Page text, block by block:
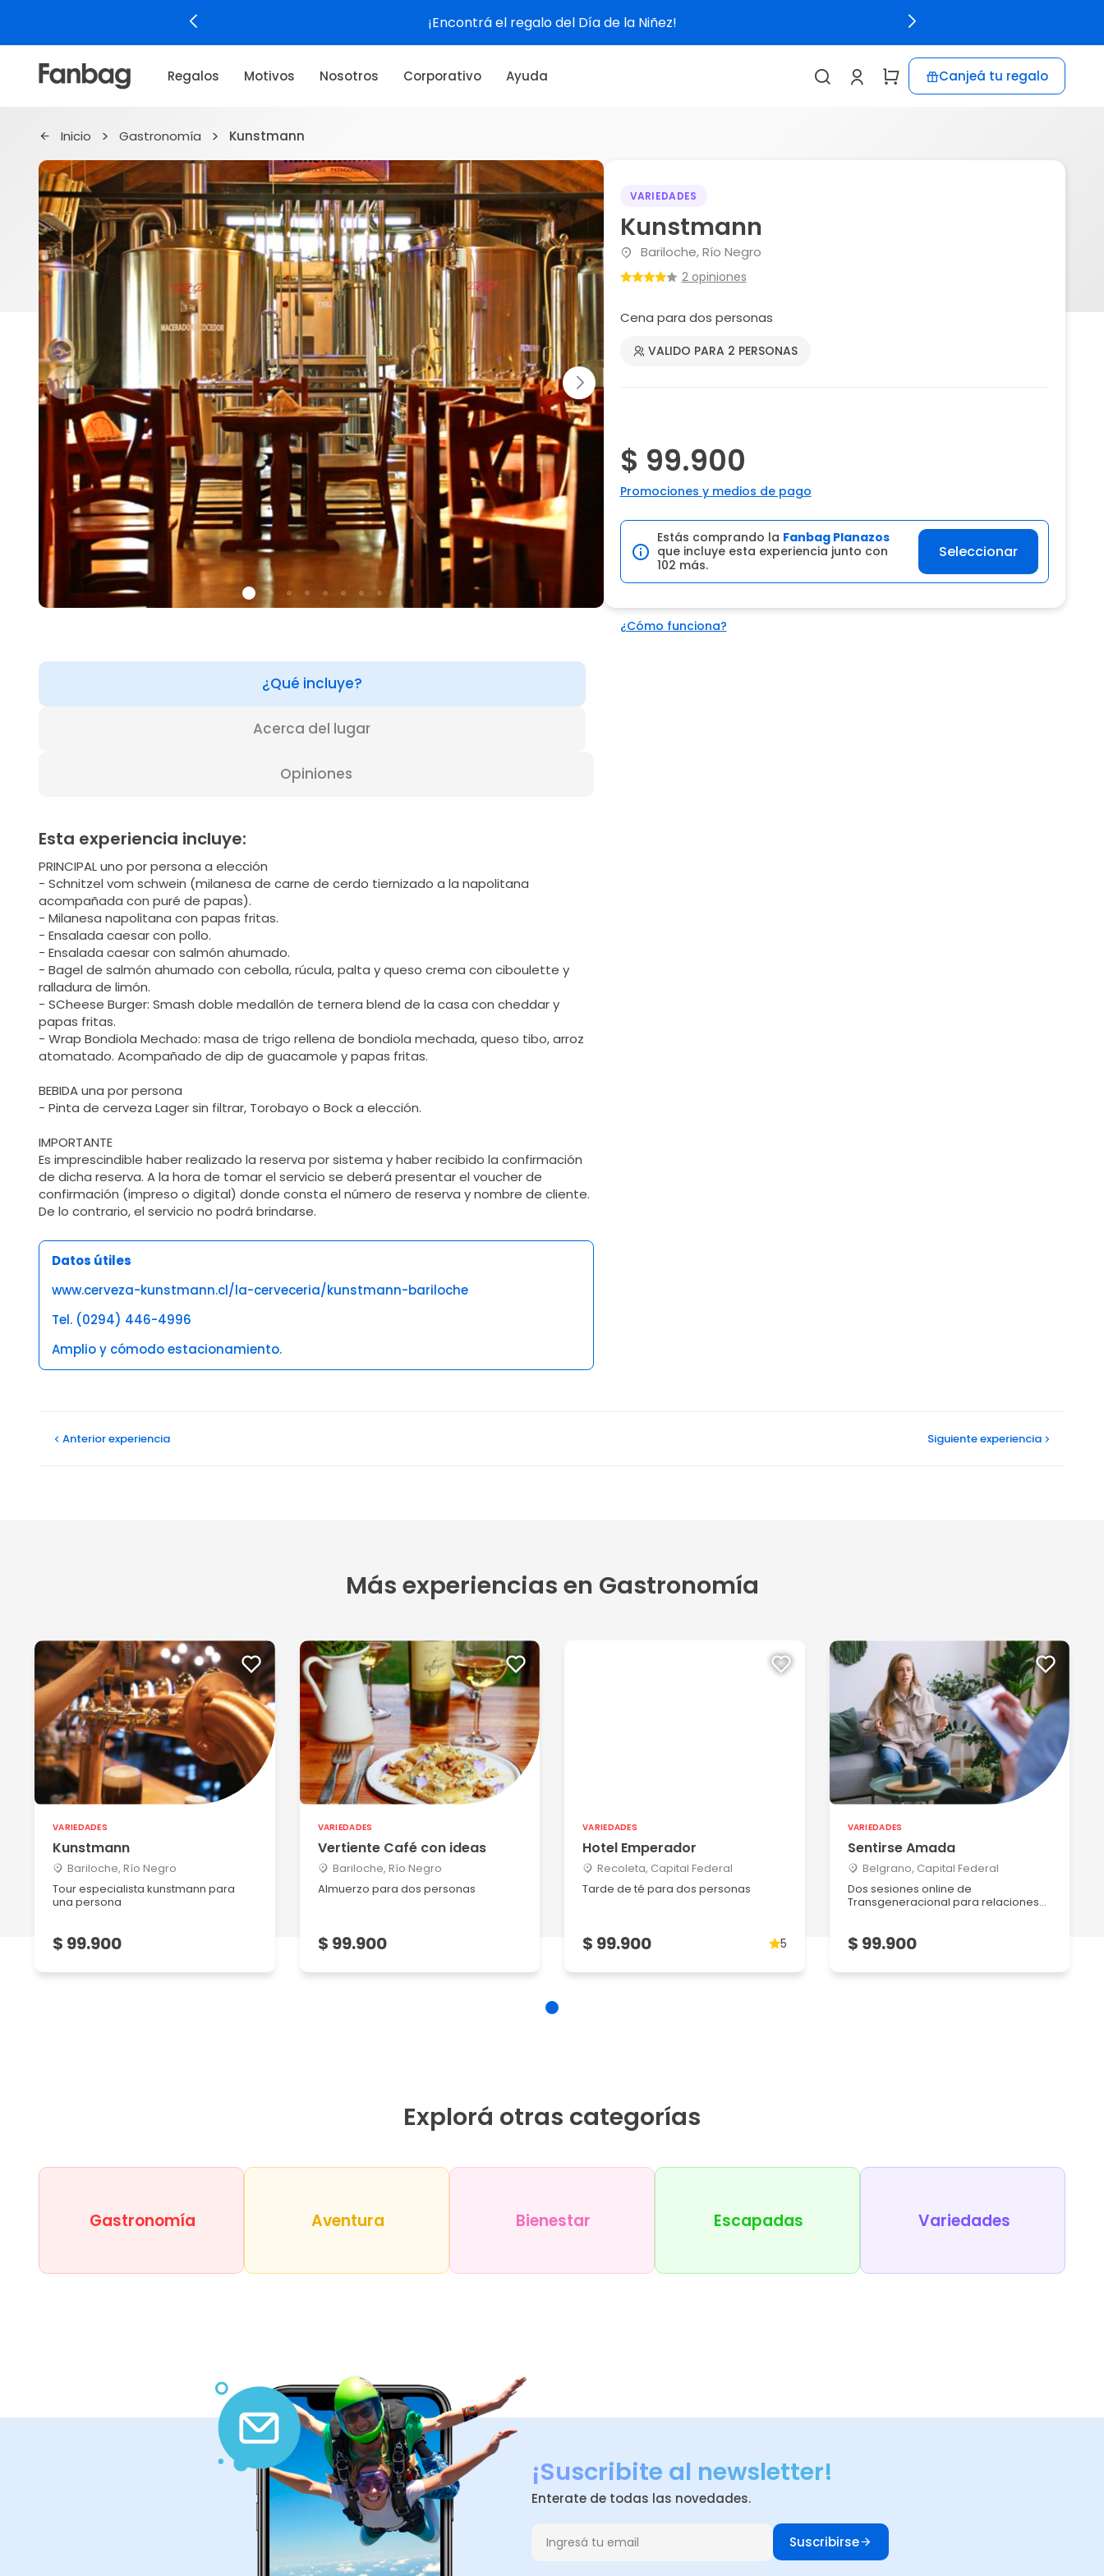
¡Encontrá el regalo del Día de la Niñez!
Regalos Motivos Nosotros Corporativo Ayuda Canjeá tu regalo
Inicio Gastronomía Kunstmann
VARIEDADES
Kunstmann
Bariloche, Río Negro
2 opiniones
Cena para dos personas
VALIDO PARA 2 PERSONAS
$ 99.900
Promociones y medios de pago
Estás comprando la Fanbag Planazos
que incluye esta experiencia junto con
102 más.
Seleccionar
¿Cómo funciona?
¿Qué incluye?
Acerca del lugar
Opiniones
Esta experiencia incluye:
PRINCIPAL uno por persona a elección
- Schnitzel vom schwein (milanesa de carne de cerdo tiernizado a la napolitana
acompañada con puré de papas).
- Milanesa napolitana con papas fritas.
- Ensalada caesar con pollo.
- Ensalada caesar con salmón ahumado.
- Bagel de salmón ahumado con cebolla, rúcula, palta y queso crema con ciboulette y
ralladura de limón.
- SCheese Burger: Smash doble medallón de ternera blend de la casa con cheddar y
papas fritas.
- Wrap Bondiola Mechado: masa de trigo rellena de bondiola mechada, queso tibo, arroz
atomatado. Acompañado de dip de guacamole y papas fritas.
BEBIDA una por persona
- Pinta de cerveza Lager sin filtrar, Torobayo o Bock a elección.
IMPORTANTE
Es imprescindible haber realizado la reserva por sistema y haber recibido la confirmación
de dicha reserva. A la hora de tomar el servicio se deberá presentar el voucher de
confirmación (impreso o digital) donde consta el número de reserva y nombre de cliente.
De lo contrario, el servicio no podrá brindarse.
Datos útiles
www.cerveza-kunstmann.cl/la-cerveceria/kunstmann-bariloche
Tel. (0294) 446-4996
Amplio y cómodo estacionamiento.
Anteriorexperiencia Siguienteexperiencia
Más experiencias en Gastronomía
VARIEDADES
Kunstmann
Bariloche, Río Negro
Tour especialista kunstmann para
una persona
$ 99.900
VARIEDADES
Vertiente Café con ideas
Bariloche, Río Negro
Almuerzo para dos personas
$ 99.900
VARIEDADES
Hotel Emperador
Recoleta, Capital Federal
Tarde de té para dos personas
$ 99.900 5
VARIEDADES
Sentirse Amada
Belgrano, Capital Federal
Dos sesiones online de
Transgeneracional para relaciones...
$ 99.900
Explorá otras categorías
Gastronomía Aventura Bienestar Escapadas Variedades
¡Suscribite al newsletter!
Enterate de todas las novedades.
Suscribirse